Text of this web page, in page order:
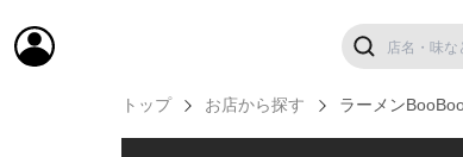
トップ お店から探す ラーメンBooBoo